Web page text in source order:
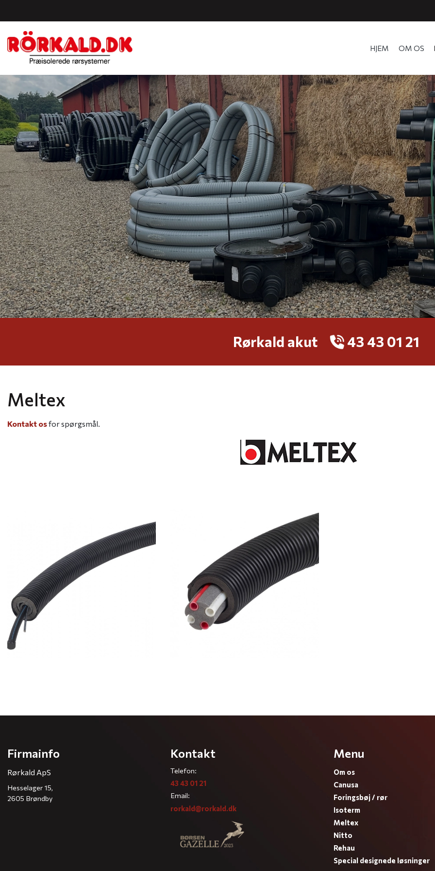
hovedindhold
HJEM OM OS
Rørkald akut 43 43 01 21
Meltex
Kontakt osfor spørgsmål.​​
Firmainfo
Rørkald ApS
Hesselager 15,
2605 Brøndby
Kontakt
Telefon:
43 43 01 21
Email:
rorkald@rorkald.dk
Menu
Om os
Canusa
Foringsbøj / rør
Isoterm
Meltex
Nitto
Rehau
Special designede løsninger